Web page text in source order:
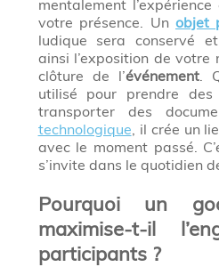
mentalement
votre présence. Un objet
ludique sera conservé
ainsi l’exposition de
clôture de l’événement.
utilisé pour prendre
transporter des
technologique , il crée un
avec le moment passé.
s’invite dans le quotidien
Pourquoi un
maximise-t-il
participants ?